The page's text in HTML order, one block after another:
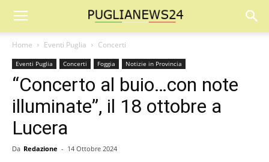
Home Eventi Puglia Concerti
Eventi Puglia Concerti Foggia Notizie in Provincia
“Concerto al buio…con note
illuminate”, il 18 ottobre a
Lucera
Da Redazione - 14 Ottobre 2024